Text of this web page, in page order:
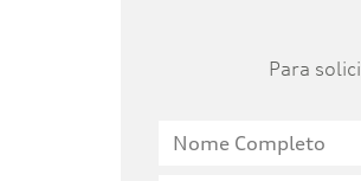
Para